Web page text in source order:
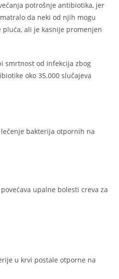
potrošnje antibiotika, jer
da neki od njih mogu
ali je kasnije promenjen
smrtnost od infekcija zbog
oko 35.000 slučajeva
bakterija otpornih na
upalne bolesti creva za
u krvi postale otporne na